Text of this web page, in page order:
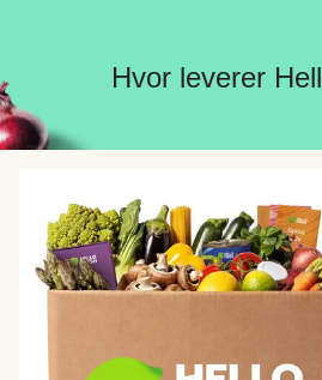
Hvor leverer